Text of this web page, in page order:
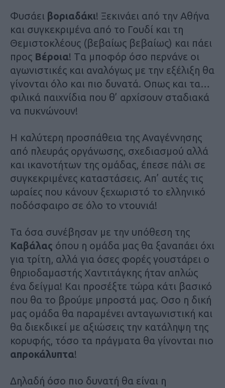
Φυσάει βοριαδάκι! Ξεκινάει από την Αθήνα
και συγκεκριμένα από το Γουδί και τη
Θεμιστοκλέους (βεβαίως βεβαίως) και πάει
προς Βέροια! Tα μποφόρ όσο περνάνε οι
αγωνιστικές και αναλόγως με την εξέλιξη θα
γίνονται όλο και πιο δυνατά. Οπως και τα…
φιλικά παιχνίδια που θ’ αρχίσουν σταδιακά
να πυκνώνουν!
Η καλύτερη προσπάθεια της Αναγέννησης
από πλευράς οργάνωσης, σχεδιασμού αλλά
και ικανοτήτων της ομάδας, έπεσε πάλι σε
συγκεκριμένες καταστάσεις. Απ’ αυτές τις
ωραίες που κάνουν ξεχωριστό το ελληνικό
ποδόσφαιρο σε όλο το ντουνιά!
Τα όσα συνέβησαν με την υπόθεση της
Καβάλας όπου η ομάδα μας θα ξαναπάει όχι
για τρίτη, αλλά για όσες φορές γουστάρει ο
θηριοδαμαστής Χαντιτάγκης ήταν απλώς
ένα δείγμα! Και προσέξτε τώρα κάτι βασικό
που θα το βρούμε μπροστά μας. Οσο η δική
μας ομάδα θα παραμένει ανταγωνιστική και
θα διεκδικεί με αξιώσεις την κατάληψη της
κορυφής, τόσο τα πράγματα θα γίνονται πιο
απροκάλυπτα!
Δηλαδή όσο πιο δυνατή θα είναι η